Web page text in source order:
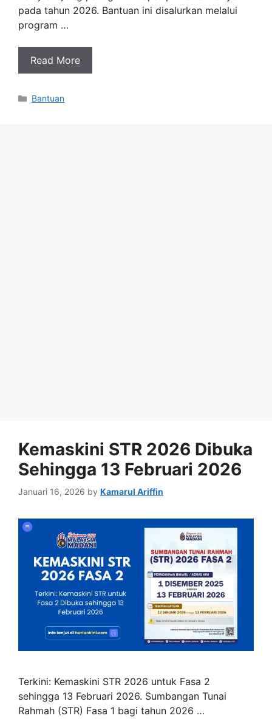
pada tahun 2026. Bantuan ini disalurkan melalui
program …
Read More
Categories
Bantuan
Kemaskini STR 2026 Dibuka
Sehingga 13 Februari 2026
Januari 16, 2026 by Kamarul Ariffin
Terkini: Kemaskini STR 2026 untuk Fasa 2
sehingga 13 Februari 2026. Sumbangan Tunai
Rahmah (STR) Fasa 1 bagi tahun 2026 …